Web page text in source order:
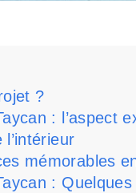
?
: l’aspect
mémorables
: